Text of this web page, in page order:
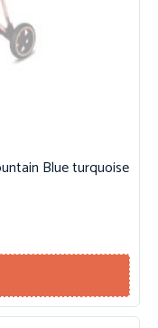
Blue turquoise